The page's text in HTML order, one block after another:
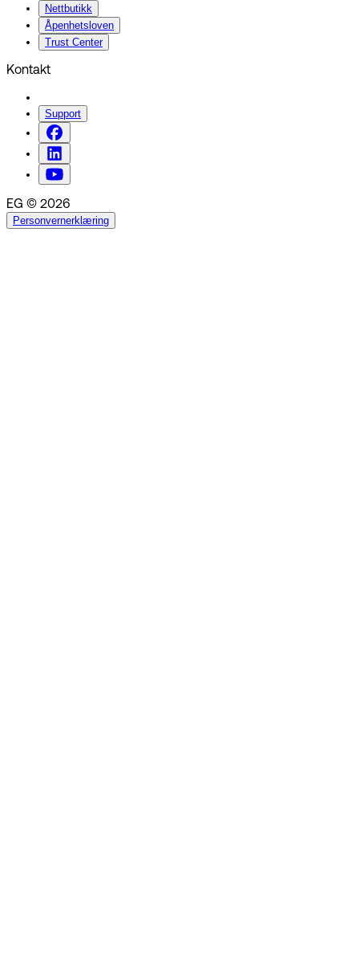
Nettbutikk
Åpenhetsloven
Trust Center
Kontakt
Support
EG © 2026
Personvernerklæring